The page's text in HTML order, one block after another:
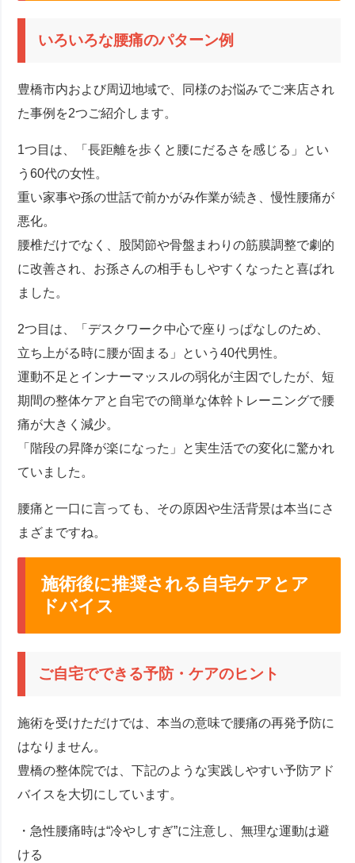
いろいろな腰痛のパターン例
豊橋市内および周辺地域で、同様のお悩みでご来店され
た事例を2つご紹介します。
1つ目は、「長距離を歩くと腰にだるさを感じる」とい
う60代の女性。
重い家事や孫の世話で前かがみ作業が続き、慢性腰痛が
悪化。
腰椎だけでなく、股関節や骨盤まわりの筋膜調整で劇的
に改善され、お孫さんの相手もしやすくなったと喜ばれ
ました。
2つ目は、「デスクワーク中心で座りっぱなしのため、
立ち上がる時に腰が固まる」という40代男性。
運動不足とインナーマッスルの弱化が主因でしたが、短
期間の整体ケアと自宅での簡単な体幹トレーニングで腰
痛が大きく減少。
「階段の昇降が楽になった」と実生活での変化に驚かれ
ていました。
腰痛と一口に言っても、その原因や生活背景は本当にさ
まざまですね。
施術後に推奨される自宅ケアとア
ドバイス
ご自宅でできる予防・ケアのヒント
施術を受けただけでは、本当の意味で腰痛の再発予防に
はなりません。
豊橋の整体院では、下記のような実践しやすい予防アド
バイスを大切にしています。
・急性腰痛時は“冷やしすぎ”に注意し、無理な運動は避
ける